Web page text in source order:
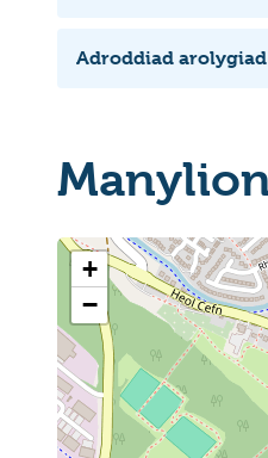
Adroddiad arolygiad
+
−